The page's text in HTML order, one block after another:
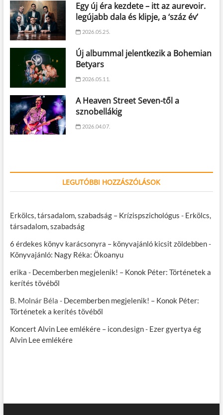
Egy új éra kezdete – itt az aurevoir.
legújabb dala és klipje, a ‘száz év’
2026.05.25.
Új albummal jelentkezik a Bohemian
Betyars
2026.05.11.
A Heaven Street Seven-től a
sznobellákig
2026.04.07.
LEGUTÓBBI HOZZÁSZÓLÁSOK
Erkölcs, társadalom, szabadság – Krízispszichológus - Erkölcs,
társadalom, szabadság
6 érdekes könyv karácsonyra – könyvajánló kicsit zöldebben-
Könyvajánló: Nagy Réka: Ökoanyu
erika - Decemberben megjelenik! – Konok Péter: Történetek a
kerítés tövéből
B. Molnár Béla - Decemberben megjelenik! – Konok Péter:
Történetek a kerítés tövéből
Koncert Alvin Lee emlékére – icon.design- Ezer gyertya ég
Alvin Lee emlékére